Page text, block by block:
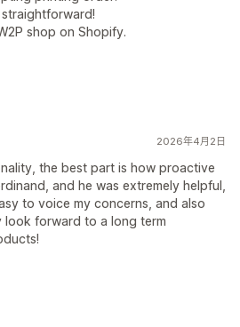
shop on Shopify.
2026年4月2日
the best part is how proactive
and he was extremely helpful,
to voice my concerns, and also
look forward to a long term